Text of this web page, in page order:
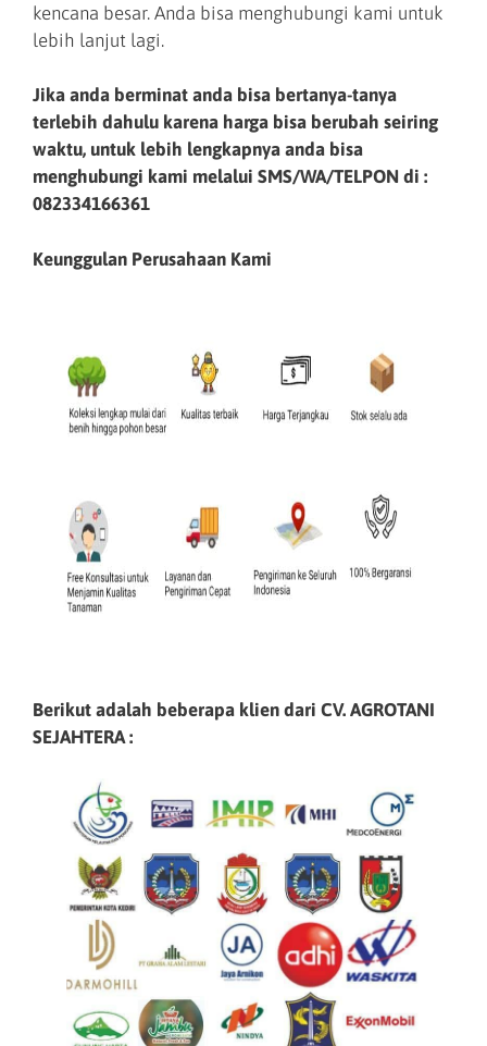
kencana besar. Anda bisa menghubungi kami untuk
lebih lanjut lagi.
Jika anda berminat anda bisa bertanya-tanya
terlebih dahulu karena harga bisa berubah seiring
waktu, untuk lebih lengkapnya anda bisa
menghubungi kami melalui SMS/WA/TELPON di :
082334166361
Keunggulan Perusahaan Kami
Berikut adalah beberapa klien dari CV. AGROTANI
SEJAHTERA :